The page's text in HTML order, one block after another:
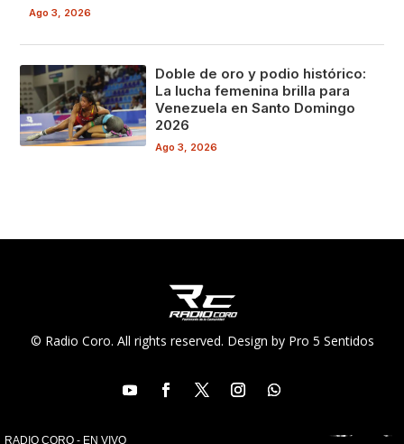
Ago 3, 2026
Doble de oro y podio histórico:
La lucha femenina brilla para
Venezuela en Santo Domingo
2026
Ago 3, 2026
© Radio Coro. All rights reserved. Design by Pro 5 Sentidos